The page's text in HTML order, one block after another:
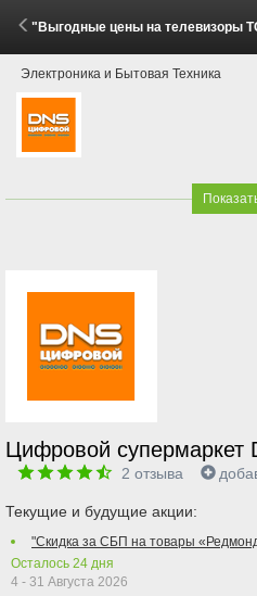
"Выгодные цены на телевизоры TCL!" (3 -
Электроника и Бытовая Техника
Цифровой супермаркет
2 отзыва
Текущие и будущие акции:
"Скидка за СБП на товары
Осталось 24 дня
4 - 31 Августа 2026